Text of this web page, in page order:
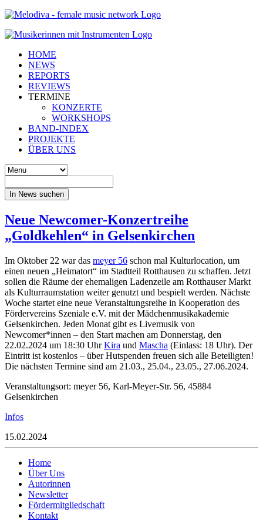
HOME
NEWS
REPORTS
REVIEWS
TERMINE
KONZERTE
WORKSHOPS
BAND-INDEX
PROJEKTE
ÜBER UNS
In News suchen
Neue Newcomer-Konzertreihe
„Goldkehlen“ in Gelsenkirchen
Im Oktober 22 war das meyer 56 schon mal Kulturlocation, um
einen neuen „Heimatort“ im Stadtteil Rotthausen zu schaffen. Jetzt
sollen die Räume der ehemaligen Ladenzeile am Rotthauser Markt
als Kulturraumstation weiter genutzt und bespielt werden. Nächste
Woche startet eine neue Veranstaltungsreihe in Kooperation des
Fördervereins Szeniale e.V. mit der Mädchenmusikakademie
Gelsenkirchen. Jeden Monat gibt es Livemusik von
Newcomer*innen – den Start machen am Donnerstag, den
22.02.2024 um 18:30 UhrKira und Mascha (Einlass: 18 Uhr). Der
Eintritt ist kostenlos – über Hutspenden freuen sich alle Beteiligten!
Die nächsten Termine sind am 21.03., 25.04., 23.05., 27.06.2024.
Veranstaltungsort: meyer 56, Karl-Meyer-Str. 56, 45884
Gelsenkirchen
Infos
15.02.2024
Home
Über Uns
Autorinnen
Newsletter
Fördermitgliedschaft
Kontakt